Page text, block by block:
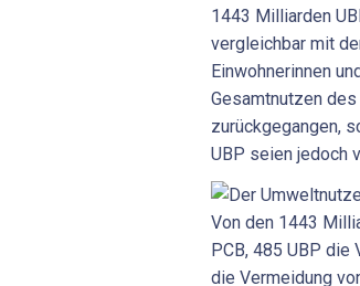
1443 Milliarden
vergleichbar mit
Einwohnerinnen
Gesamtnutzen
zurückgegangen,
UBP seien jedoch